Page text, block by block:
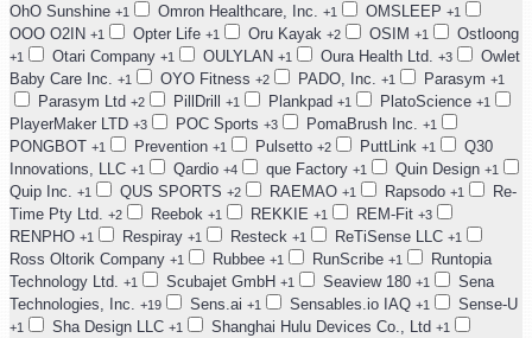
OhO Sunshine +1 Omron Healthcare, Inc. +1 OMSLEEP +1
OOO O2IN +1 Opter Life +1 Oru Kayak +2 OSIM +1 Ostloong
+1 Otari Company +1 OULYLAN +1 Oura Health Ltd. +3
Owlet
Baby Care Inc. +1 OYO Fitness +2 PADO, Inc. +1 Parasym +1
Parasym Ltd +2 PillDrill +1 Plankpad +1 PlatoScience +1
PlayerMaker LTD +3 POC Sports +3 PomaBrush Inc. +1
PONGBOT +1 Prevention +1 Pulsetto +2 PuttLink +1
Q30
Innovations, LLC +1 Qardio +4 que Factory +1 Quin Design +1
Quip Inc. +1 QUS SPORTS +2 RAEMAO +1 Rapsodo +1
Re-
Time Pty Ltd. +2 Reebok +1 REKKIE +1 REM-Fit +3
RENPHO +1 Respiray +1 Resteck +1 ReTiSense LLC +1
Ross Oltorik Company +1 Rubbee +1 RunScribe +1
Runtopia
Technology Ltd. +1 Scubajet GmbH +1 Seaview 180 +1
Sena
Technologies, Inc. +19 Sens.ai +1 Sensables.io IAQ +1 Sense-U
+1 Sha Design LLC +1 Shanghai Hulu Devices Co., Ltd +1